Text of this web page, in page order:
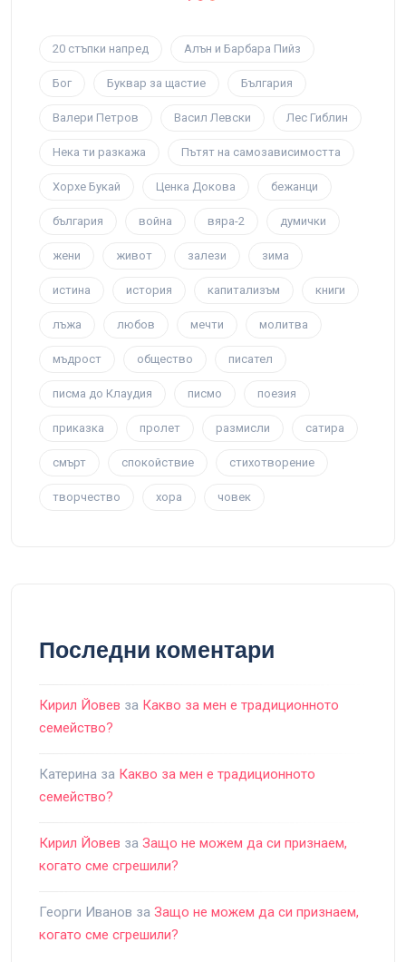
20 стъпки напред Алън и Барбара Пийз
Бог Буквар за щастие България
Валери Петров Васил Левски Лес Гиблин
Нека ти разкажа Пътят на самозависимостта
Хорхе Букай Ценка Докова бежанци
българия война вяра-2 думички
жени живот залези зима
истина история капитализъм книги
лъжа любов мечти молитва
мъдрост общество писател
писма до Клаудия писмо поезия
приказка пролет размисли сатира
смърт спокойствие стихотворение
творчество хора човек
Последни коментари
Кирил Йовев за Какво за мен е традиционното
семейство?
Катерина за Какво за мен е традиционното
семейство?
Кирил Йовев за Защо не можем да си признаем,
когато сме сгрешили?
Георги Иванов за Защо не можем да си признаем,
когато сме сгрешили?